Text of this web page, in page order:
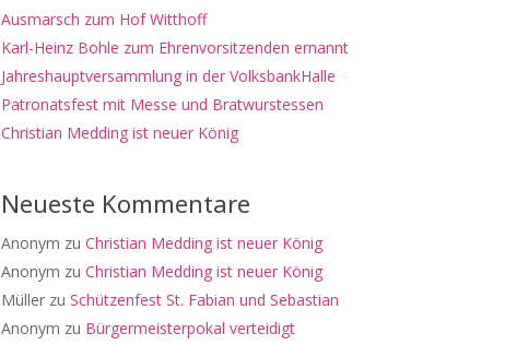
Ausmarsch zum Hof Witthoff
Karl-Heinz Bohle zum Ehrenvorsitzenden ernannt
Jahreshauptversammlung in der VolksbankHalle
Patronatsfest mit Messe und Bratwurstessen
Christian Medding ist neuer König
Neueste Kommentare
Anonym zu Christian Medding ist neuer König
Anonym zu Christian Medding ist neuer König
Müllerzu Schützenfest St. Fabian und Sebastian
Anonym zu Bürgermeisterpokal verteidigt